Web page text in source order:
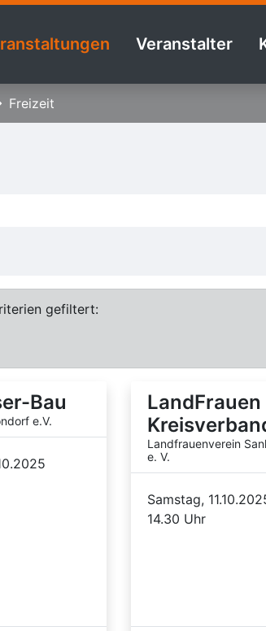
Veranstalter
Freizeit
gefiltert:
Bau
e.V.
LandFrauen
Landfrauenverein
e. V.
Samstag,
14.30 Uhr